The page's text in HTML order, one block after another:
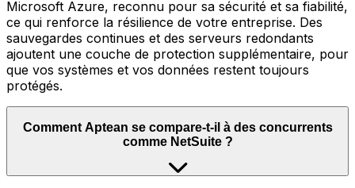
Microsoft Azure, reconnu pour sa sécurité et sa fiabilité,
ce qui renforce la résilience de votre entreprise. Des
sauvegardes continues et des serveurs redondants
ajoutent une couche de protection supplémentaire, pour
que vos systèmes et vos données restent toujours
protégés.
Comment Aptean se compare-t-il à des concurrents
comme NetSuite ?